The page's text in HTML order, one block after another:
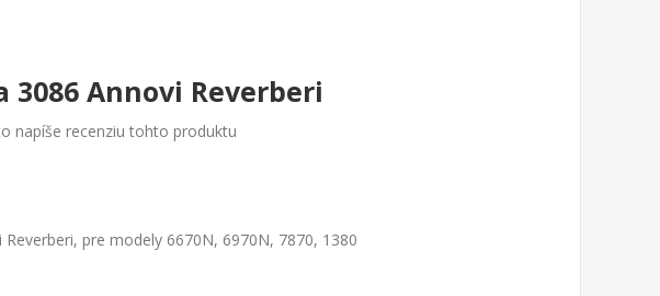
3086 Annovi Reverberi
napíše recenziu tohto produktu
pre modely 6670N, 6970N, 7870, 1380